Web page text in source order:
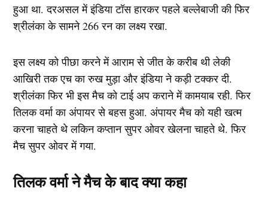
हुआ था. दरअसल में इंडिया टॉस हारकर पहले बल्लेबाजी की फिर
श्रीलंका के सामने 266 रन का लक्ष्य रखा.
इस लक्ष्य को पीछा करने में आराम से जीत के करीब थी लेकी
आखिरी तक एच का रुख मुड़ा और इंडिया ने कड़ी टक्कर दी.
श्रीलंका फिर भी इस मैच को टाई अप कराने में कामयाब रही. फिर
तिलक वर्मा का अंपायर से बहस हुआ. अंपायर मैच को यही खत्म
करना चाहते थे लकिन कप्तान सुपर ओवर खेलना चाहते थे. फिर
मैच सुपर ओवर में गया.
तिलक वर्मा ने मैच के बाद क्या कहा